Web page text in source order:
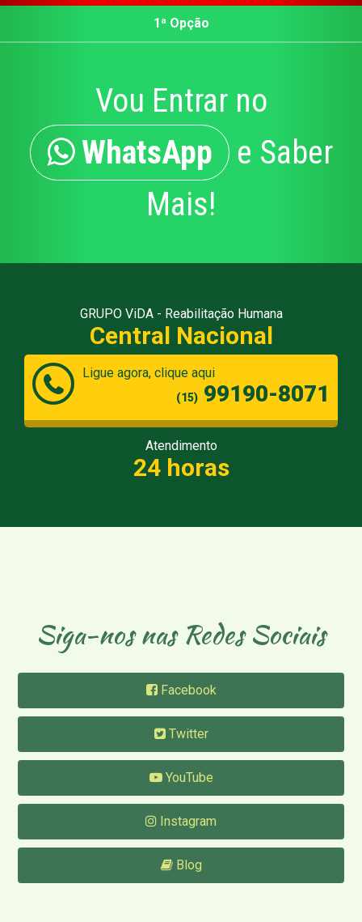
1ª Opção
Vou Entrar no
WhatsApp e Saber
Mais!
GRUPO ViDA - Reabilitação Humana
Central Nacional
Ligue agora, clique aqui
(15) 99190-8071
Atendimento
24 horas
Siga-nos nas Redes Sociais
Facebook
Twitter
YouTube
Instagram
Blog